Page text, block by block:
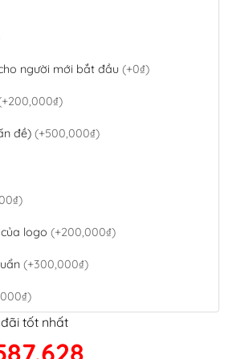
người mới bắt đầu (+0₫)
đề) (+500,000₫)
logo (+200,000₫)
(+300,000₫)
tốt nhất